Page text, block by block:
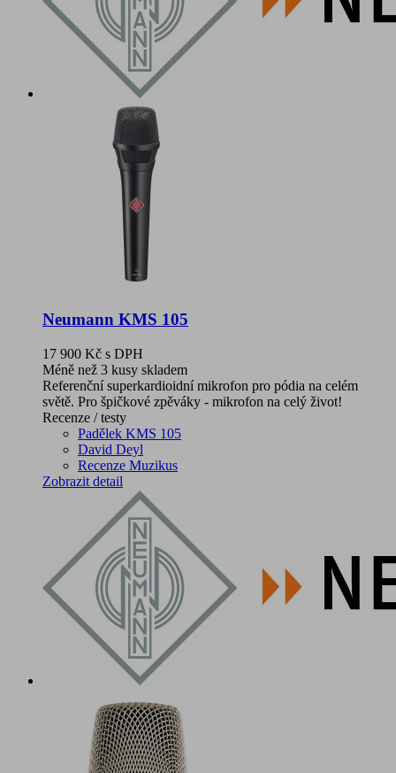
Neumann KMS 105
17 900 Kč s DPH
Méně než 3 kusy skladem
Referenční superkardioidní mikrofon pro pódia na celém
světě. Pro špičkové zpěváky - mikrofon na celý život!
Recenze / testy
Padělek KMS 105
David Deyl
Recenze Muzikus
Zobrazit detail